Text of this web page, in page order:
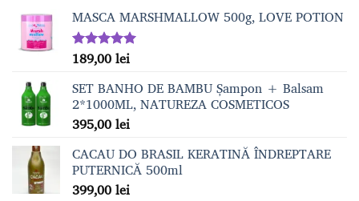
MASCA MARSHMALLOW 500g, LOVE POTION
Evaluat la
5.00din 5
189,00lei
SET BANHO DE BAMBU Șampon + Balsam
2*1000ML, NATUREZA COSMETICOS
395,00lei
CACAU DO BRASIL KERATINĂ ÎNDREPTARE
PUTERNICĂ 500ml
399,00lei